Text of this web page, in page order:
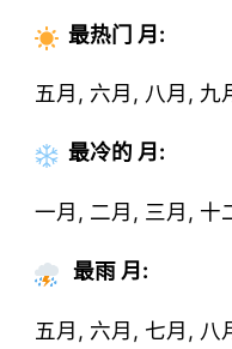
最热门 月:
五月, 六月, 八月, 九
最冷的 月 :
一月, 二月, 三月, 十
最雨 月:
五月, 六月, 七月, 八